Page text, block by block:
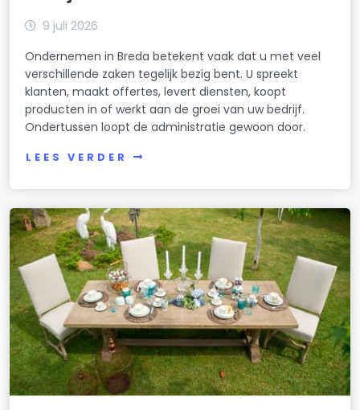
9 juli 2026
Ondernemen in Breda betekent vaak dat u met veel
verschillende zaken tegelijk bezig bent. U spreekt
klanten, maakt offertes, levert diensten, koopt
producten in of werkt aan de groei van uw bedrijf.
Ondertussen loopt de administratie gewoon door.
LEES VERDER